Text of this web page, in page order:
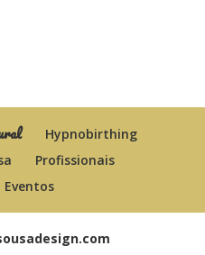
Hypnobirthing
Profissionais
Eventos